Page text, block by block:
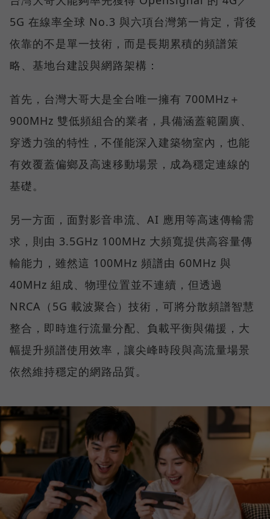
5G 在線率全球 No.3 與六項台灣第一肯定，背後
依靠的不是單一技術，而是長期累積的頻譜策
略、基地台建設與網路架構：
首先，台灣大哥大是全台唯一擁有 700MHz＋
900MHz 雙低頻組合的業者，具備涵蓋範圍廣、
穿透力強的特性，不僅能深入建築物室內，也能
有效覆蓋偏鄉及高速移動場景，成為穩定連線的
基礎。
另一方面，面對影音串流、AI 應用等高速傳輸需
求，則由 3.5GHz 100MHz 大頻寬提供高容量傳
輸能力，雖然這 100MHz 頻譜由 60MHz 與
40MHz 組成、物理位置並不連續，但透過
NRCA（5G 載波聚合）技術，可將分散頻譜智慧
整合，即時進行流量分配、負載平衡與備援，大
幅提升頻譜使用效率，讓尖峰時段與高流量場景
依然維持穩定的網路品質。